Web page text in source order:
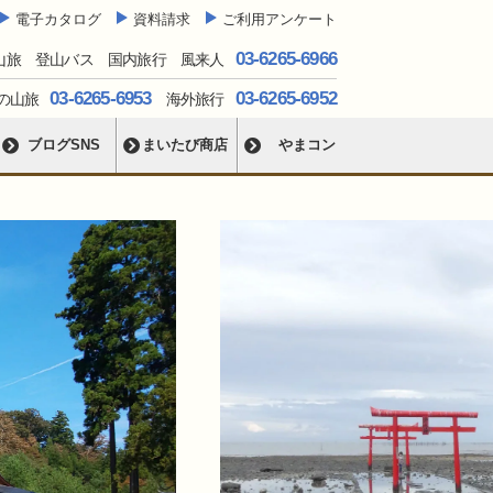
電子カタログ 資料請求 ご利用アンケート
旅 登山バス 国内旅行 風来人 03-6265-6966
山旅 03-6265-6953海外旅行 03-6265-6952
ブログSNS まいたび商店 やまコン